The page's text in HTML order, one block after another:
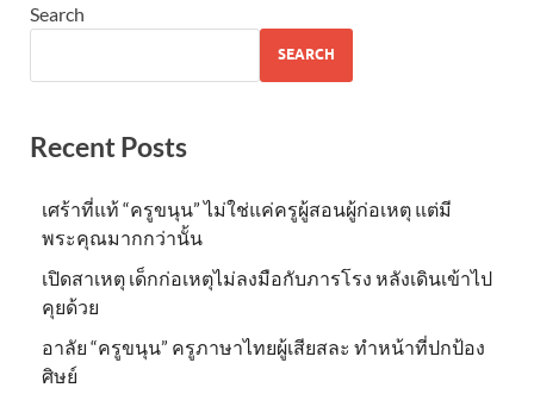
Search
SEARCH
Recent Posts
เศร้าที่แท้ “ครูขนุน” ไม่ใช่แค่ครูผู้สอนผู้ก่อเหตุ แต่มี
พระคุณมากกว่านั้น
เปิดสาเหตุ เด็กก่อเหตุไม่ลงมือกับภารโรง หลังเดินเข้าไป
คุยด้วย
อาลัย “ครูขนุน” ครูภาษาไทยผู้เสียสละ ทำหน้าที่ปกป้อง
ศิษย์